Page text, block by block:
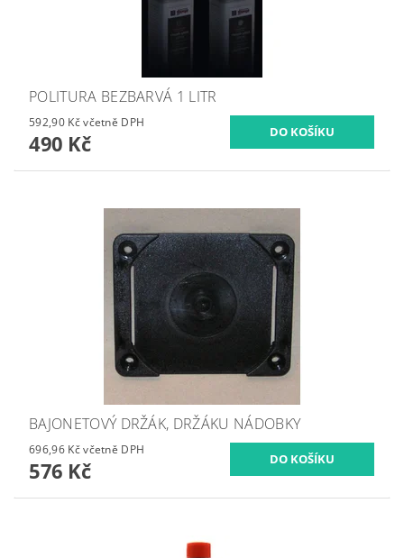
POLITURA BEZBARVÁ 1 LITR
592,90 Kč včetně DPH
490 Kč
BAJONETOVÝ DRŽÁK, DRŽÁKU NÁDOBKY
696,96 Kč včetně DPH
576 Kč